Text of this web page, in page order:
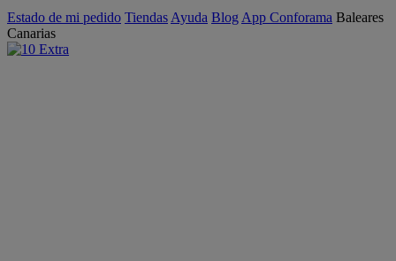
Estado de mi pedido Tiendas Ayuda Blog App Conforama Baleares
Canarias